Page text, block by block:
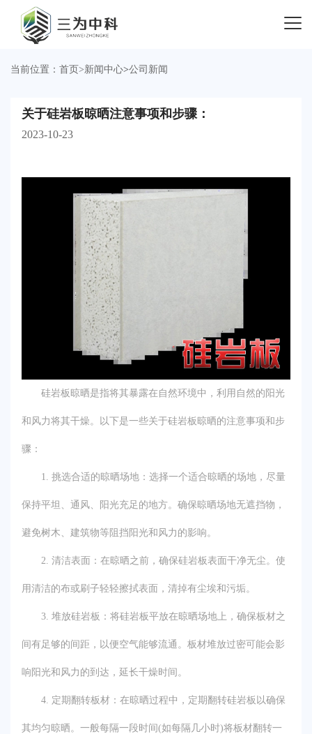
当前位置： 首页 >新闻中心>公司新闻
关于硅岩板晾晒注意事项和步骤：
2023-10-23
硅岩板晾晒是指将其暴露在自然环境中，利用自然的阳光
和风力将其干燥。以下是一些关于硅岩板晾晒的注意事项和步
骤：
1. 挑选合适的晾晒场地：选择一个适合晾晒的场地，尽量
保持平坦、通风、阳光充足的地方。确保晾晒场地无遮挡物，
避免树木、建筑物等阻挡阳光和风力的影响。
2. 清洁表面：在晾晒之前，确保硅岩板表面干净无尘。使
用清洁的布或刷子轻轻擦拭表面，清掉有尘埃和污垢。
3. 堆放硅岩板：将硅岩板平放在晾晒场地上，确保板材之
间有足够的间距，以便空气能够流通。板材堆放过密可能会影
响阳光和风力的到达，延长干燥时间。
4. 定期翻转板材：在晾晒过程中，定期翻转硅岩板以确保
其均匀晾晒。一般每隔一段时间(如每隔几小时)将板材翻转一